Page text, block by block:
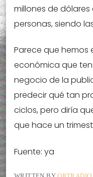
millones de
personas, siendo
Parece que
económica que
negocio de la
predecir qué tan
ciclos, pero diría
que hace un
Fuente: ya